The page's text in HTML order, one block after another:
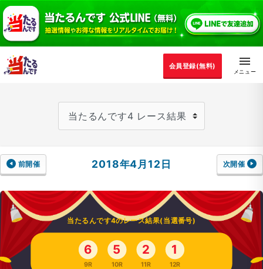
会員登録(無料)
前開催 2018年4月12日 次開催
当たるんです4のレース結果(当選番号)
6
9R
5
10R
2
11R
1
12R